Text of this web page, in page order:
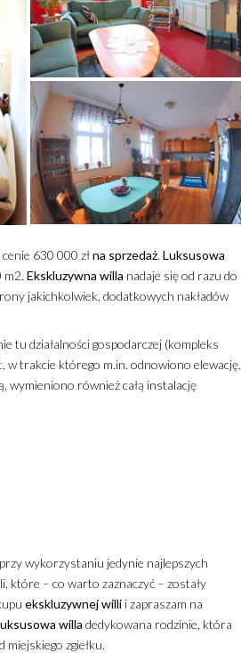
630 000 złna sprzedaż. Luksusowa
m2. Ekskluzywna willa nadaje się od razu do
jakichkolwiek, dodatkowych nakładów
tu działalności gospodarczej (kompleks
w trakcie którego m.in. odnowiono elewację,
wymieniono również całą instalację
wykorzystaniu jedynie najlepszych
które – co warto zaznaczyć – zostały
ekskluzywnej willii zapraszam na
willa dedykowana rodzinie, która
zgiełku.